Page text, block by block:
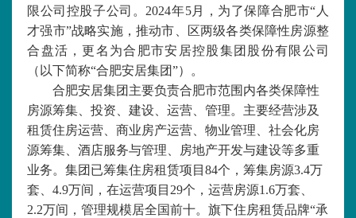
限公司控股子公司。2024年5月，为了保障合肥市“人
才强市”战略实施，推动市、区两级各类保障性房源整
合盘活，更名为合肥市安居控股集团股份有限公司
（以下简称“合肥安居集团”）。
合肥安居集团主要负责合肥市范围内各类保障性
房源筹集、投资、建设、运营 、管理。主要经营涉及
租赁住房运营、商业房产运营、物业管理、社会化房
源筹集、酒店服务与管理、房地产开发与建设等多重
业务。集团 已筹集住房租赁项目84个，筹集房源3.4万
套、4.9万间，在运营项目29个，运营房源1.6万套、
2.2万间，管理规模居全国前十。旗下住房租赁品牌“承